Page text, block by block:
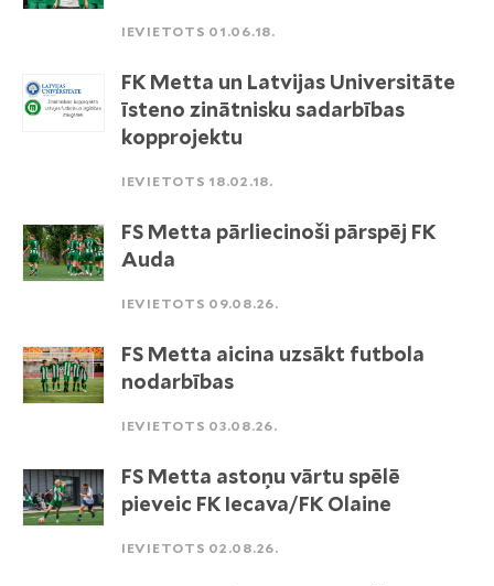
IEVIETOTS 01.06.18.
FK Metta un Latvijas Universitāte
īsteno zinātnisku sadarbības
kopprojektu
IEVIETOTS 18.02.18.
FS Metta pārliecinoši pārspēj FK
Auda
IEVIETOTS 09.08.26.
FS Metta aicina uzsākt futbola
nodarbības
IEVIETOTS 03.08.26.
FS Metta astoņu vārtu spēlē
pieveic FK Iecava/FK Olaine
IEVIETOTS 02.08.26.